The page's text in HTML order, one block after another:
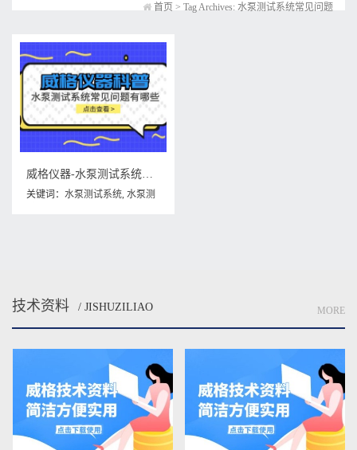
首页 > Tag Archives: 水泵测试系统常见问题
威格仪器-水泵测试系统常见问题有哪些?
关键词： 水泵测试系统, 水泵测
技术资料 / JISHUZILIAO MORE